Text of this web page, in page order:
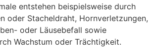
entstehen beispielsweise durch
oder Stacheldraht, Hornverletzungen,
oder Läusebefall sowie
Wachstum oder Trächtigkeit.